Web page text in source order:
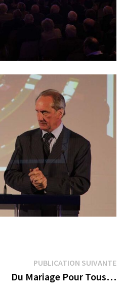
précédente :
PUBLICATION SUIVANTE
Du Mariage Pour Tous…